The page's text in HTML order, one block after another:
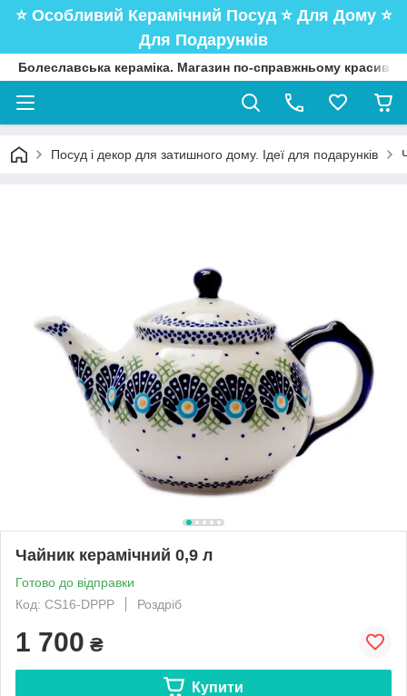
⭐️ Особливий Керамічний Посуд ⭐️ Для Дому ⭐️
Для Подарунків
Болеславська кераміка. Магазин по-справжньому
Посуд і декор для затишного дому. Ідеї для подарунків
Чайник керамічний 0,9 л
Готово до відправки
Код: CS16-DPPP
Роздріб
1 700 ₴
Купити